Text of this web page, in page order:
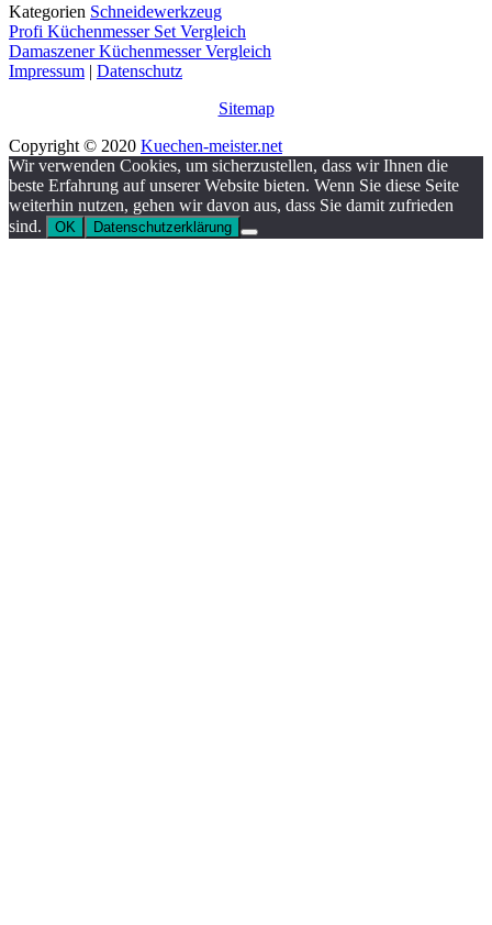
Kategorien Schneidewerkzeug
Profi Küchenmesser Set Vergleich
Damaszener Küchenmesser Vergleich
Impressum | Datenschutz
Sitemap
Copyright © 2020 Kuechen-meister.net
Wir verwenden Cookies, um sicherzustellen, dass wir Ihnen die
beste Erfahrung auf unserer Website bieten. Wenn Sie diese Seite
weiterhin nutzen, gehen wir davon aus, dass Sie damit zufrieden
sind.
OK Datenschutzerklärung